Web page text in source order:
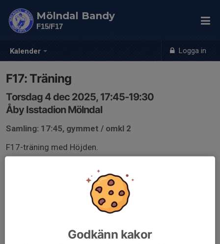
Kalender Logga in
Mölndal Bandy
F15/F17
F17: Träning
Torsdag 4 dec 2025, 17:45-19:30
Åby Isstadion Mölndal
Samling: 17:45, gymmet / omkl 2
F17-träning med Höjden.
Gemensam samling och uppvärmning i gymmet, istiden
Godkänn kakor